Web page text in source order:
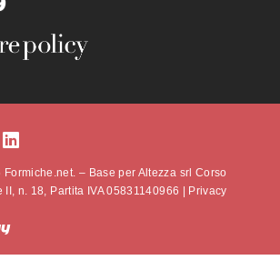
– Base per Altezza srl Corso
n. 18, Partita IVA 05831140966 | Privacy